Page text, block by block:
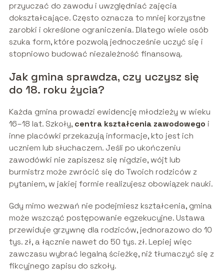
przyuczać do zawodu i uwzględniać zajęcia
dokształcające. Często oznacza to mniej korzystne
zarobki i określone ograniczenia. Dlatego wiele osób
szuka form, które pozwolą jednocześnie uczyć się i
stopniowo budować niezależność finansową.
Jak gmina sprawdza, czy uczysz się
do 18. roku życia?
Każda gmina prowadzi ewidencję młodzieży w wieku
16–18 lat. Szkoły, centra kształcenia zawodowego i
inne placówki przekazują informacje, kto jest ich
uczniem lub słuchaczem. Jeśli po ukończeniu
zawodówki nie zapiszesz się nigdzie, wójt lub
burmistrz może zwrócić się do Twoich rodziców z
pytaniem, w jakiej formie realizujesz obowiązek nauki.
Gdy mimo wezwań nie podejmiesz kształcenia, gmina
może wszcząć postępowanie egzekucyjne. Ustawa
przewiduje grzywnę dla rodziców, jednorazowo do 10
tys. zł, a łącznie nawet do 50 tys. zł. Lepiej więc
zawczasu wybrać legalną ścieżkę, niż tłumaczyć się z
fikcyjnego zapisu do szkoły.